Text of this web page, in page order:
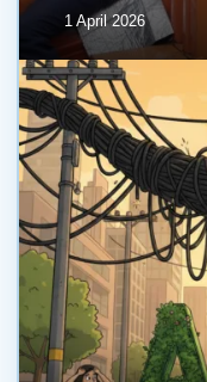
1 April 2026